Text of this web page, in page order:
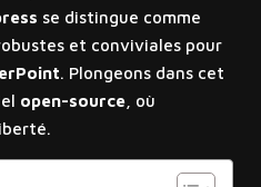
se distingue comme
et conviviales pour
. Plongeons dans cet
open-source, où